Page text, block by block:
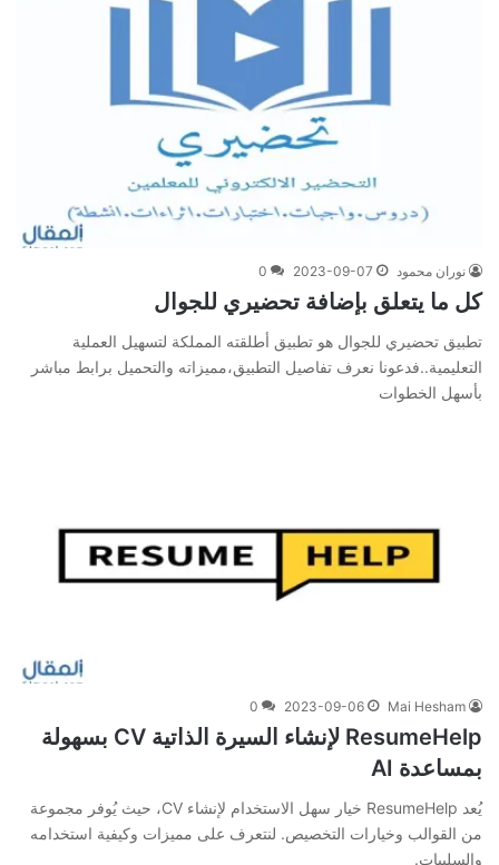
نوران محمود 2023-09-07
0
كل ما يتعلق بإضافة تحضيري للجوال
تطبيق تحضيري للجوال هو تطبيق أطلقته المملكة لتسهيل العملية
التعليمية..فدعونا نعرف تفاصيل التطبيق،مميزاته والتحميل برابط مباشر
بأسهل الخطوات
Mai Hesham
2023-09-06
0
ResumeHelp لإنشاء السيرة الذاتية CV بسهولة
بمساعدة AI
يُعد ResumeHelp خيار سهل الاستخدام لإنشاء CV، حيث يُوفر مجموعة
من القوالب وخيارات التخصيص. لنتعرف على مميزات وكيفية استخدامه
والسلبيات.